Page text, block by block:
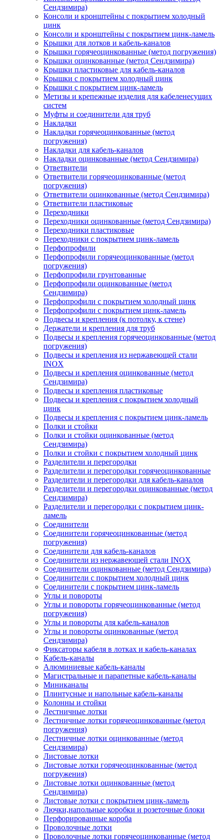
Сендзимира)
Консоли и кронштейны с покрытием холодный
цинк
Консоли и кронштейны с покрытием цинк-ламель
Крышки для лотков и кабель-каналов
Крышки горячеоцинкованные (метод погружения)
Крышки оцинкованные (метод Сендзимира)
Крышки пластиковые для кабель-каналов
Крышки с покрытием холодный цинк
Крышки с покрытием цинк-ламель
Метизы и крепежные изделия для кабеленесущих
систем
Муфты и соединители для труб
Накладки
Накладки горячеоцинкованные (метод
погружения)
Накладки для кабель-каналов
Накладки оцинкованные (метод Сендзимира)
Ответвители
Ответвители горячеоцинкованные (метод
погружения)
Ответвители оцинкованные (метод Сендзимира)
Ответвители пластиковые
Переходники
Переходники оцинкованные (метод Сендзимира)
Переходники пластиковые
Переходники с покрытием цинк-ламель
Перфопрофили
Перфопрофили горячеоцинкованные (метод
погружения)
Перфопрофили грунтованные
Перфопрофили оцинкованные (метод
Сендзимира)
Перфопрофили с покрытием холодный цинк
Перфопрофили с покрытием цинк-ламель
Подвесы и крепления (к потолку, к стене)
Держатели и крепления для труб
Подвесы и крепления горячеоцинкованные (метод
погружения)
Подвесы и крепления из нержавеющей стали
INOX
Подвесы и крепления оцинкованные (метод
Сендзимира)
Подвесы и крепления пластиковые
Подвесы и крепления с покрытием холодный
цинк
Подвесы и крепления с покрытием цинк-ламель
Полки и стойки
Полки и стойки оцинкованные (метод
Сендзимира)
Полки и стойки с покрытием холодный цинк
Разделители и перегородки
Разделители и перегородки горячеоцинкованные
Разделители и перегородки для кабель-каналов
Разделители и перегородки оцинкованные (метод
Сендзимира)
Разделители и перегородки с покрытием цинк-
ламель
Соединители
Соединители горячеоцинкованные (метод
погружения)
Соединители для кабель-каналов
Соединители из нержавеющей стали INOX
Соединители оцинкованные (метод Сендзимира)
Соединители с покрытием холодный цинк
Соединители с покрытием цинк-ламель
Углы и повороты
Углы и повороты горячеоцинкованные (метод
погружения)
Углы и повороты для кабель-каналов
Углы и повороты оцинкованные (метод
Сендзимира)
Фиксаторы кабеля в лотках и кабель-каналах
Кабель-каналы
Алюминиевые кабель-каналы
Магистральные и парапетные кабель-каналы
Миниканалы
Плинтусные и напольные кабель-каналы
Колонны и стойки
Лестничные лотки
Лестничные лотки горячеоцинкованные (метод
погружения)
Лестничные лотки оцинкованные (метод
Сендзимира)
Листовые лотки
Листовые лотки горячеоцинкованные (метод
погружения)
Листовые лотки оцинкованные (метод
Сендзимира)
Листовые лотки с покрытием цинк-ламель
Лючки,напольные коробки и розеточные блоки
Перфорированные короба
Проволочные лотки
Проволочные лотки горячеоцинкованные (метод